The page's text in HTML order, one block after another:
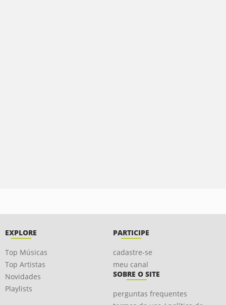
EXPLORE
Top Músicas
Top Artistas
Novidades
Playlists
PARTICIPE
cadastre-se
meu canal
SOBRE O SITE
perguntas frequentes